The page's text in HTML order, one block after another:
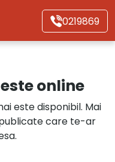
0219869
online
este disponibil. Mai
care te-ar